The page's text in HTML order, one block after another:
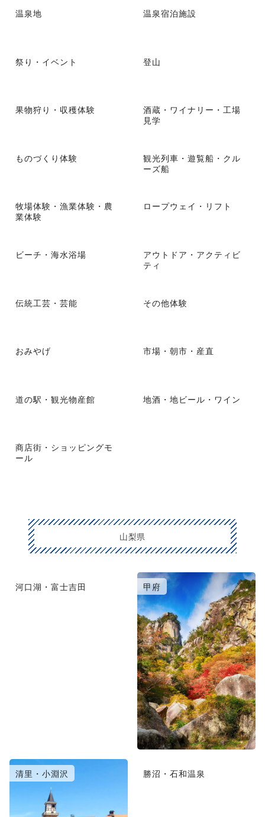
温泉地 温泉宿泊施設
祭り・イベント 登山
果物狩り・収穫体験
酒蔵・ワイナリー・工場
見学
ものづくり体験
観光列車・遊覧船・クル
ーズ船
牧場体験・漁業体験・農
業体験
ロープウェイ・リフト
ビーチ・海水浴場
アウトドア・アクティビ
ティ
伝統工芸・芸能 その他体験
おみやげ 市場・朝市・産直
道の駅・観光物産館 地酒・地ビール・ワイン
商店街・ショッピングモ
ール
山梨県
河口湖・富士吉田 甲府
清里・小淵沢 勝沼・石和温泉